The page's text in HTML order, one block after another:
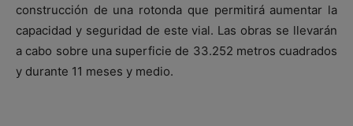
construcción de una rotonda que permitirá aumentar la
capacidad y seguridad de este vial. Las obras se llevarán
a cabo sobre una superficie de 33.252 metros cuadrados
y durante 11 meses y medio.